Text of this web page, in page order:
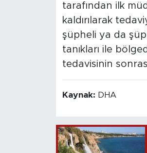
tarafından ilk
kaldırılarak
şüpheli ya da
tanıkları ile
tedavisinin
Kaynak: DHA